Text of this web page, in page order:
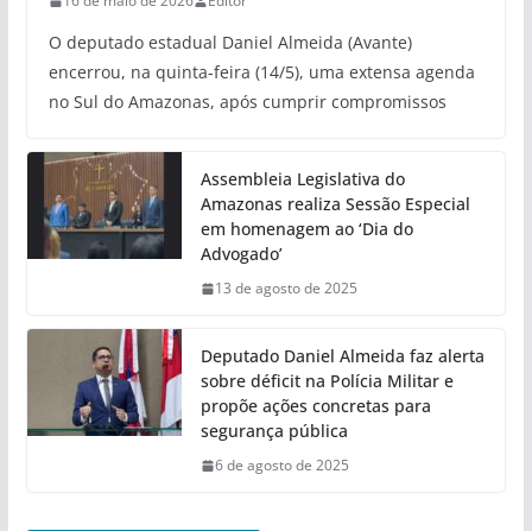
O deputado estadual Daniel Almeida (Avante)
encerrou, na quinta-feira (14/5), uma extensa agenda
no Sul do Amazonas, após cumprir compromissos
Assembleia Legislativa do
Amazonas realiza Sessão Especial
em homenagem ao ‘Dia do
Advogado’
13 de agosto de 2025
Deputado Daniel Almeida faz alerta
sobre déficit na Polícia Militar e
propõe ações concretas para
segurança pública
6 de agosto de 2025